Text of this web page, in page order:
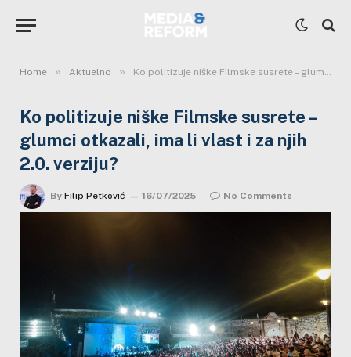
Home » Aktuelno » Ko politizuje niške Filmske susrete – glumci otkazali, ima li vlast i za njih 2.0. verziju?
Ko politizuje niške Filmske susrete –
glumci otkazali, ima li vlast i za njih
2.0. verziju?
By Filip Petković 16/07/2025 No Comments